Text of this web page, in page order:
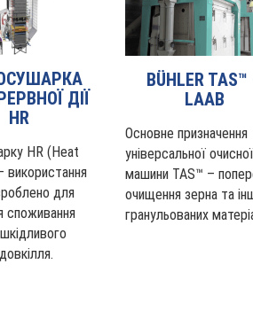
ДІЇ
HR
HR (Heat
використання
для
споживання
BÜHLER TAS™
LAAB
Основне призначення
універсальної очисної
машини TAS™ –
очищення зерна та
гранульованих